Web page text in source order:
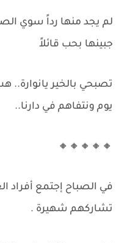
لم يجد منها رداً سوي
جبينها بحب قائلاً
تصبحي بالخير يانوارة..
يوم ونتفاهم في دارنا..
🔸🔸🔸🔸🔸
في الصباح إجتمع أفراد
تشاركهم شهيرة .